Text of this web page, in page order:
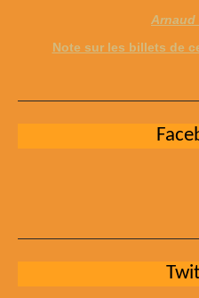
Arnaud
Note sur les billets de